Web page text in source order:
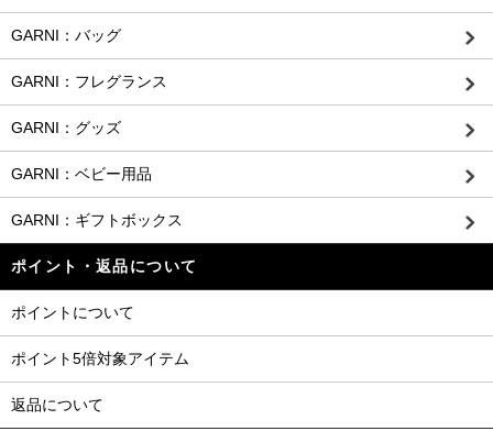
GARNI：バッグ
GARNI：フレグランス
GARNI：グッズ
GARNI：ベビー用品
GARNI：ギフトボックス
ポイント・返品について
ポイントについて
ポイント5倍対象アイテム
返品について